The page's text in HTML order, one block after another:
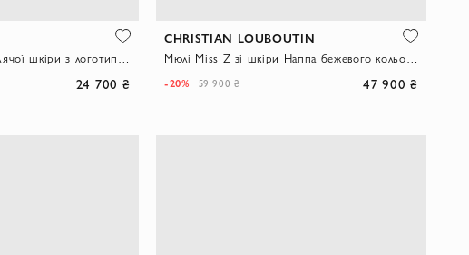
24 700 ₴
CHRISTIAN LOUBOUTIN
-20% 59 900 ₴ 47 900 ₴